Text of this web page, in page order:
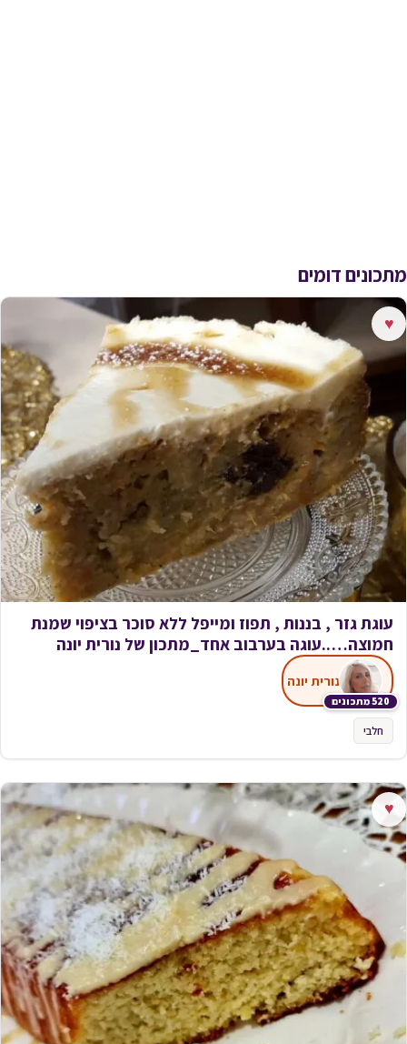
מתכונים דומים
♥
עוגת גזר , בננות , תפוז ומייפל ללא סוכר בציפוי שמנת
חמוצה…..עוגה בערבוב אחד_מתכון של נורית יונה
520 מתכונים
נורית יונה
חלבי
♥